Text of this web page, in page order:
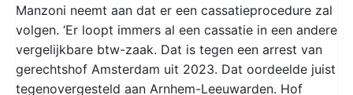
Manzoni neemt aan dat er een cassatieprocedure zal
volgen. ‘Er loopt immers al een cassatie in een andere
vergelijkbare btw-zaak. Dat is tegen een arrest van
gerechtshof Amsterdam uit 2023. Dat oordeelde juist
tegenovergesteld aan Arnhem-Leeuwarden. Hof